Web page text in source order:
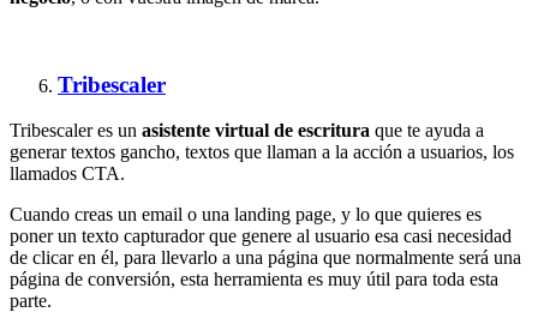
Tribescaler
Tribescaler es un asistente virtual de escritura que te ayuda a
generar textos gancho, textos que llaman a la acción a usuarios, los
llamados CTA.
Cuando creas un email o una landing page, y lo que quieres es
poner un texto capturador que genere al usuario esa casi necesidad
de clicar en él, para llevarlo a una página que normalmente será una
página de conversión, esta herramienta es muy útil para toda esta
parte.